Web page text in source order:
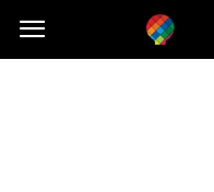
Projektsukces.pl